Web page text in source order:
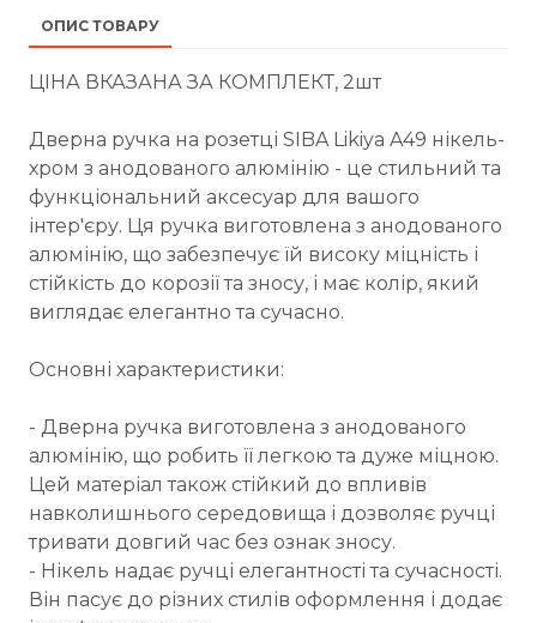
ОПИС ТОВАРУ
ЦІНА ВКАЗАНА ЗА КОМПЛЕКТ, 2шт
Дверна ручка на розетці SIBA Likiya A49 нікель-
хром з анодованого алюмінію - це стильний та
функціональний аксесуар для вашого
інтер'єру. Ця ручка виготовлена з анодованого
алюмінію, що забезпечує їй високу міцність і
стійкість до корозії та зносу, і має колір, який
виглядає елегантно та сучасно.
Основні характеристики:
- Дверна ручка виготовлена з анодованого
алюмінію, що робить її легкою та дуже міцною.
Цей матеріал також стійкий до впливів
навколишнього середовища і дозволяє ручці
тривати довгий час без ознак зносу.
- Нікель надає ручці елегантності та сучасності.
Він пасує до різних стилів оформлення і додає